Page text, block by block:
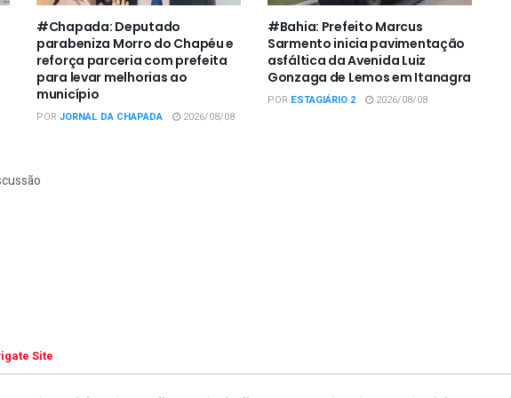
#Chapada: Deputado
parabeniza Morro do Chapéu e
reforça parceria com prefeita
para levar melhorias ao
município
POR JORNAL DA CHAPADA 2026/08/08
#Bahia: Prefeito Marcus
Sarmento inicia pavimentação
asfáltica da Avenida Luiz
Gonzaga de Lemos em Itanagra
POR ESTAGIÁRIO 2 2026/08/08
Site